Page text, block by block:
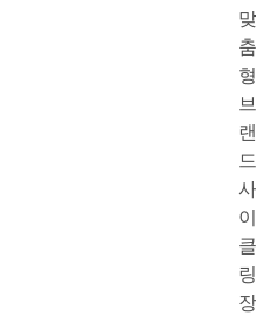
맞
춤
형
브
랜
드
사
이
클
링
장